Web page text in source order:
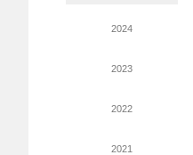
2024
2023
2022
2021